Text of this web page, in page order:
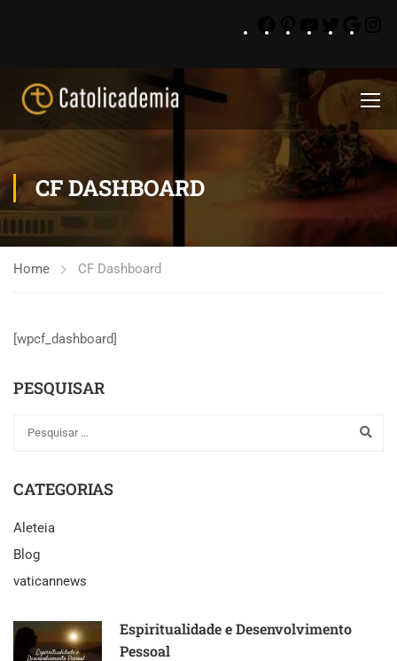
CF DASHBOARD
Home CF Dashboard
[wpcf_dashboard]
PESQUISAR
CATEGORIAS
Aleteia
Blog
vaticannews
Espiritualidade e Desenvolvimento
Pessoal